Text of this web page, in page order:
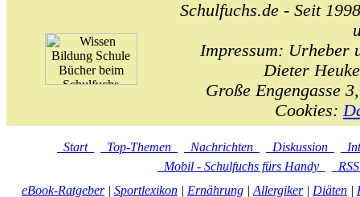
Schulfuchs.de - Seit
Impressum: Urheber
Dieter
Große Engengasse
Cookies:
Start Top-Themen Nachrichten Diskussion
Mobil - Schulfuchs fürs Handy
eBook-Ratgeber| Sportlexikon | Ernährung | Allergiker| Diäten |